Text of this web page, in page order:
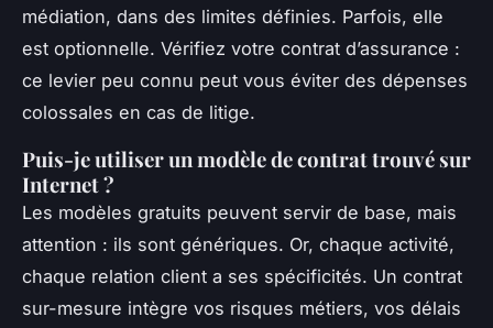
médiation, dans des limites définies. Parfois, elle
est optionnelle. Vérifiez votre contrat d’assurance :
ce levier peu connu peut vous éviter des dépenses
colossales en cas de litige.
Puis-je utiliser un modèle de contrat trouvé sur
Internet ?
Les modèles gratuits peuvent servir de base, mais
attention : ils sont génériques. Or, chaque activité,
chaque relation client a ses spécificités. Un contrat
sur-mesure intègre vos risques métiers, vos délais